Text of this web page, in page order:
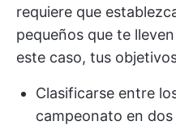
requiere que
pequeños que te
este caso, tus
Clasificarse entre
campeonato en dos